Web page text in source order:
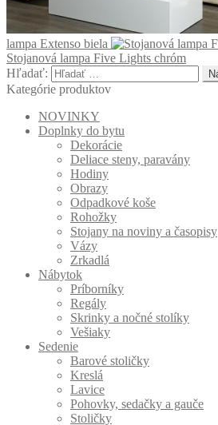
lampa Extenso biela
Stojanová lampa Five Lights chróm
Hľadať:
Kategórie produktov
NOVINKY
Doplnky do bytu
Dekorácie
Deliace steny, paravány
Hodiny
Obrazy
Odpadkové koše
Rohožky
Stojany na noviny a časopisy
Vázy
Zrkadlá
Nábytok
Príborníky
Regály
Skrinky a nočné stolíky
Vešiaky
Sedenie
Barové stoličky
Kreslá
Lavice
Pohovky, sedačky a gauče
Stoličky